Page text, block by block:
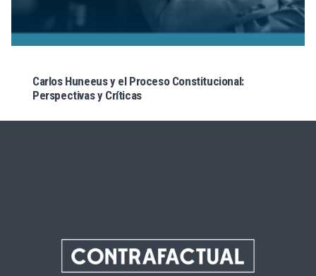
Carlos Huneeus y el Proceso Constitucional:
Perspectivas y Críticas